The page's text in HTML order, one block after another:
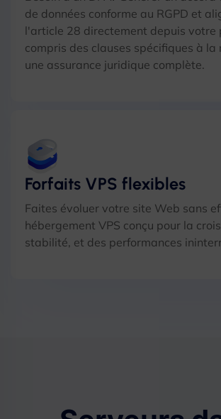
de données conforme au RGPD et
l'article 28 directement depuis votre
compris des clauses spécifiques à la
une assurance juridique complète.
Forfaits VPS flexibles
Faites évoluer votre site Web sans
hébergement VPS conçu pour la
stabilité, et des performances